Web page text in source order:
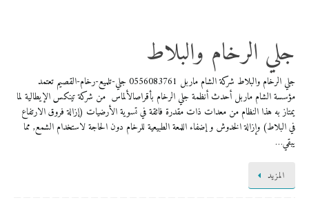
جلي الرخام والبلاط
جلي الرخام والبلاط شركة الشام ماربل 0556083761 ​جلي-تلميع-رخام-القصيم تعتمد
مؤسسة الشام ماربل أحدث أنظمة جلي الرخام بأقراصالألماس من شركة تينكس الإيطالية لما
يمتاز به هذا النظام من معدات ذات مقدرة فائقة في تسوية الأرضيات (إزالة فروق الارتفاع
في البلاط) وإزالة الخدوش و إضفاء اللمعة الطبيعية للرخام دون الحاجة لاستخدام الشمع, مما
يبقي…
المزيد